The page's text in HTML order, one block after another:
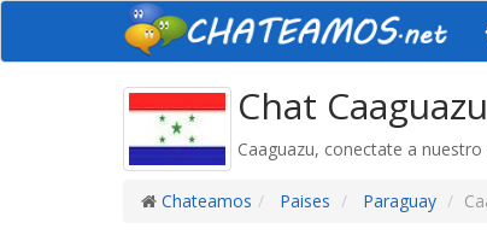
Chat
Caaguazu, conectate a
Chateamos Paises Paraguay